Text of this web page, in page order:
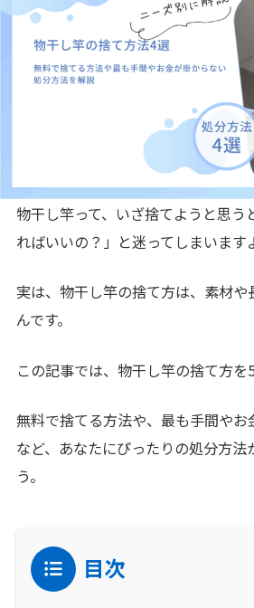
物干し竿って、いざ捨てようと思う
ればいいの？」と迷ってしまいます
実は、物干し竿の捨て方は、素材や
んです。
この記事では、物干し竿の捨て方を
無料で捨てる方法や、最も手間や
など、あなたにぴったりの処分方法
う。
目次